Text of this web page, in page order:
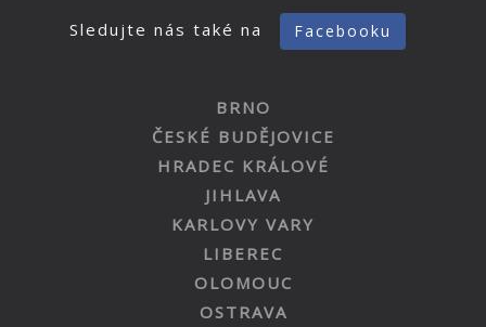
Sledujte nás také na Facebooku
BRNO
ČESKÉ BUDĚJOVICE
HRADEC KRÁLOVÉ
JIHLAVA
KARLOVY VARY
LIBEREC
OLOMOUC
OSTRAVA